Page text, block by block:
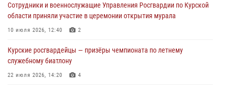
оздоровительных лагерях
05 августа 2026, 09:51
сбыта крупной партии наркотиков
04 августа 2026, 12:52
Сотрудники и военнослужащие Управления Росгвардии по Курской
области приняли участие в церемонии открытия мурала
10 июля 2026, 12:40 2
Курские росгвардейцы — призёры чемпионата по летнему
служебному биатлону
22 июля 2026, 14:20 4